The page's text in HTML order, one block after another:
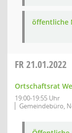
öffentliche
FR21.01.2022
Ortschaftsrat
19:00-19:55 Uhr
Gemeindebüro,